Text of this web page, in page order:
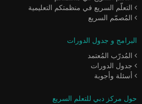
التعلّم السريع في منظمتكم التعليمية
المُصمّم السريع
البرامج و جدول الدورات
المُدرّب المُعتمد
جدول الدورات
أسئلة وأجوبة
حول مركز دبي للتعلم السريع